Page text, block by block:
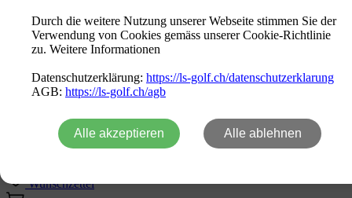
Marken
Neuheiten
Sale Out
Logo Produkte
Fachhändler
Home
Wunschzettel
Durch die weitere Nutzung unserer Webseite stimmen Sie der
Verwendung von Cookies gemäss unserer Cookie-Richtlinie
zu. Weitere Informationen
Datenschutzerklärung: https://ls-golf.ch/datenschutzerklarung
AGB: https://ls-golf.ch/agb
Alle akzeptieren Alle ablehnen